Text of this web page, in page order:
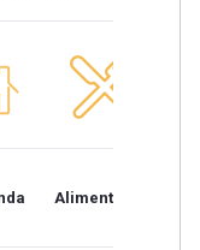
Alimentación